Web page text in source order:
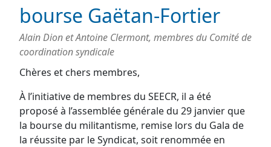
bourse Gaëtan-Fortier
Alain Dion et Antoine Clermont, membres du Comité de
coordination syndicale
Chères et chers membres,
À l’initiative de membres du SEECR, il a été
proposé à l’assemblée générale du 29 janvier que
la bourse du militantisme, remise lors du Gala de
la réussite par le Syndicat, soit renommée en